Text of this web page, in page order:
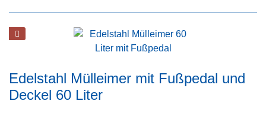
Edelstahl Mülleimer mit Fußpedal und
Deckel 60 Liter